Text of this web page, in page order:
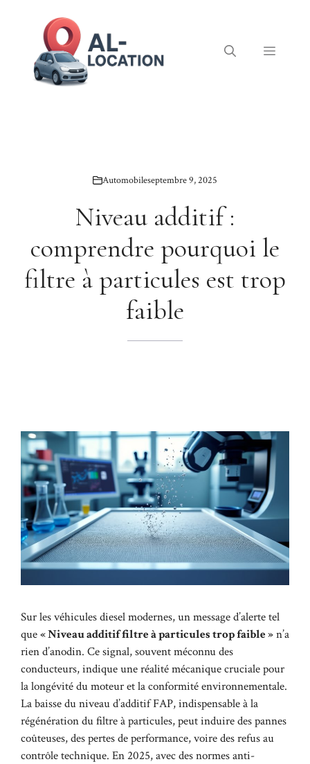
Menu
Automobileseptembre 9, 2025
Niveau additif :
comprendre pourquoi le
filtre à particules est trop
faible
Sur les véhicules diesel modernes, un message d’alerte tel
que« Niveau additif filtre à particules trop faible »n’a
rien d’anodin. Ce signal, souvent méconnu des
conducteurs, indique une réalité mécanique cruciale pour
la longévité du moteur et la conformité environnementale.
La baisse du niveau d’additif FAP, indispensable à la
régénération du filtre à particules, peut induire des pannes
coûteuses, des pertes de performance, voire des refus au
contrôle technique. En 2025, avec des normes anti-